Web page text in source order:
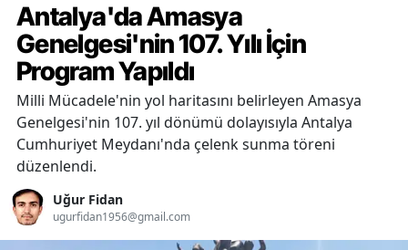
Antalya'da Amasya
Genelgesi'nin 107. Yılı İçin
Program Yapıldı
Milli Mücadele'nin yol haritasını belirleyen Amasya
Genelgesi'nin 107. yıl dönümü dolayısıyla Antalya
Cumhuriyet Meydanı'nda çelenk sunma töreni
düzenlendi.
Uğur Fidan
ugurfidan1956@gmail.com